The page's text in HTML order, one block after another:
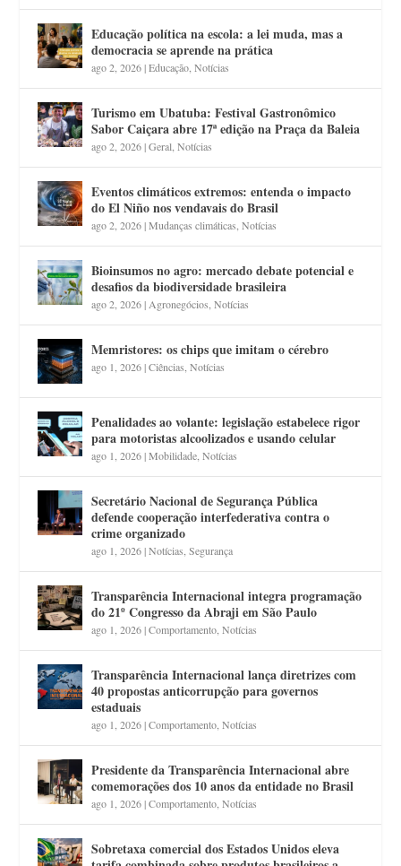
Educação política na escola: a lei muda, mas a
democracia se aprende na prática
ago 2, 2026|Educação ,Notícias
Turismo em Ubatuba: Festival Gastronômico
Sabor Caiçara abre 17ª edição na Praça da Baleia
ago 2, 2026|Geral ,Notícias
Eventos climáticos extremos: entenda o impacto
do El Niño nos vendavais do Brasil
ago 2, 2026|Mudanças climáticas ,Notícias
Bioinsumos no agro: mercado debate potencial e
desafios da biodiversidade brasileira
ago 2, 2026| Agronegócios ,Notícias
Memristores: os chips que imitam o cérebro
ago 1, 2026|Ciências ,Notícias
Penalidades ao volante: legislação estabelece rigor
para motoristas alcoolizados e usando celular
ago 1, 2026|Mobilidade ,Notícias
Secretário Nacional de Segurança Pública
defende cooperação interfederativa contra o
crime organizado
ago 1, 2026|Notícias ,Segurança
Transparência Internacional integra programação
do 21º Congresso da Abraji em São Paulo
ago 1, 2026|Comportamento ,Notícias
Transparência Internacional lança diretrizes com
40 propostas anticorrupção para governos
estaduais
ago 1, 2026|Comportamento ,Notícias
Presidente da Transparência Internacional abre
comemorações dos 10 anos da entidade no Brasil
ago 1, 2026|Comportamento ,Notícias
Sobretaxa comercial dos Estados Unidos eleva